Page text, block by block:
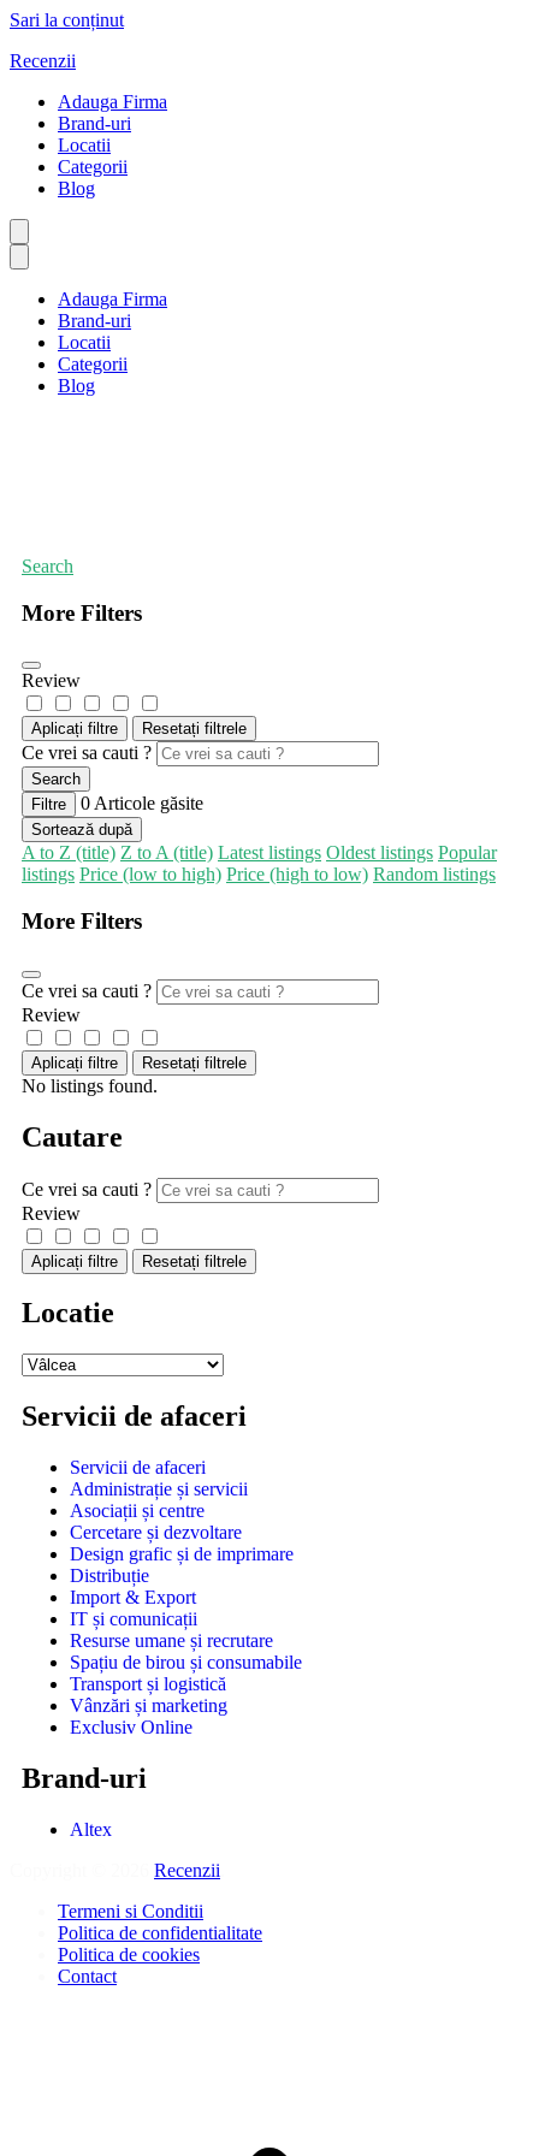
Sari la conținut
Recenzii
Adauga Firma
Brand-uri
Locatii
Categorii
Blog
Adauga Firma
Brand-uri
Locatii
Categorii
Blog
Search
More Filters
Review
Aplicați filtre Resetați filtrele
Ce vrei sa cauti ?
Search
Filtre
0 Articole găsite
Sortează după
A to Z (title) Z to A (title) Latest listings Oldest listings Popular
listings Price (low to high) Price (high to low) Random listings
More Filters
Ce vrei sa cauti ?
Review
Aplicați filtre Resetați filtrele
No listings found.
Cautare
Ce vrei sa cauti ?
Review
Aplicați filtre Resetați filtrele
Locatie
Servicii de afaceri
Servicii de afaceri
Administrație și servicii
Asociații și centre
Cercetare și dezvoltare
Design grafic și de imprimare
Distribuție
Import & Export
IT și comunicații
Resurse umane și recrutare
Spațiu de birou și consumabile
Transport și logistică
Vânzări și marketing
Exclusiv Online
Brand-uri
Altex
Recenzii
Termeni si Conditii
Politica de confidentialitate
Politica de cookies
Contact